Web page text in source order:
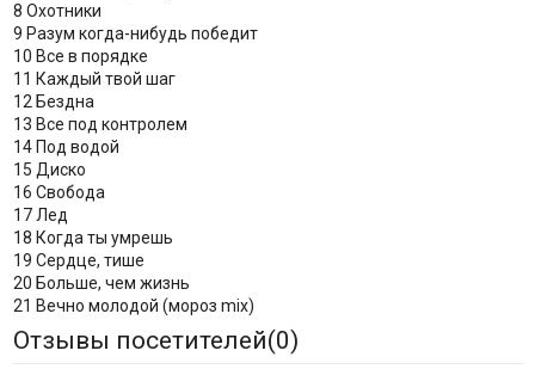
8 Охотники
9 Разум когда-нибудь победит
10 Все в порядке
11 Каждый твой шаг
12 Бездна
13 Все под контролем
14 Под водой
15 Диско
16 Свобода
17 Лед
18 Когда ты умрешь
19 Сердце, тише
20 Больше, чем жизнь
21 Вечно молодой (мороз mix)
Отзывы посетителей(0)